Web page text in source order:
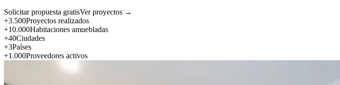
Solicitar propuesta gratisVer proyectos →
+3.500Proyectos realizados
+10.000Habitaciones amuebladas
+40Ciudades
+3Países
+1.000Proveedores activos